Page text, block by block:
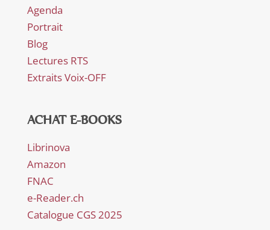
Agenda
Portrait
Blog
Lectures RTS
Extraits Voix-OFF
ACHAT E-BOOKS
Librinova
Amazon
FNAC
e-Reader.ch
Catalogue CGS 2025